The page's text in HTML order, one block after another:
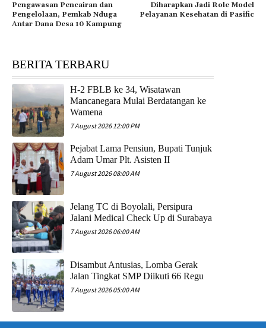
Pengawasan Pencairan dan
Pengelolaan, Pemkab Nduga
Antar Dana Desa 10 Kampung
Diharapkan Jadi Role Model
Pelayanan Kesehatan di Pasific
BERITA TERBARU
H-2 FBLB ke 34, Wisatawan
Mancanegara Mulai Berdatangan ke
Wamena
7 August 2026 12:00 PM
Pejabat Lama Pensiun, Bupati Tunjuk
Adam Umar Plt. Asisten II
7 August 2026 08:00 AM
Jelang TC di Boyolali, Persipura
Jalani Medical Check Up di Surabaya
7 August 2026 06:00 AM
Disambut Antusias, Lomba Gerak
Jalan Tingkat SMP Diikuti 66 Regu
7 August 2026 05:00 AM